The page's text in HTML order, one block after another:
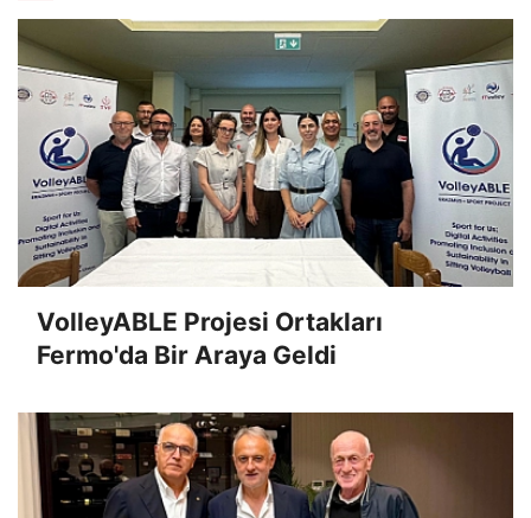
VolleyABLE Projesi Ortakları
Fermo'da Bir Araya Geldi